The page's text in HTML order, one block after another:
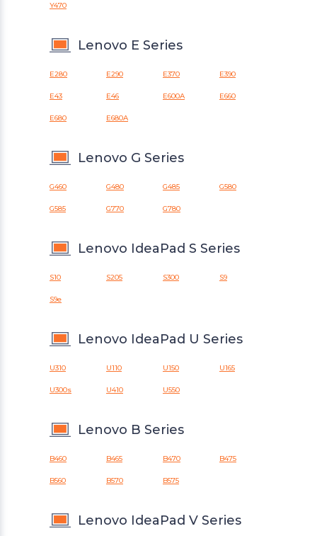
Y470
Lenovo E Series
E280 E290 E370 E390
E43 E46 E600A E660
E680 E680A
Lenovo G Series
G460 G480 G485 G580
G585 G770 G780
Lenovo IdeaPad S Series
S10 S205 S300 S9
S9e
Lenovo IdeaPad U Series
U310 U110 U150 U165
U300s U410 U550
Lenovo B Series
B460 B465 B470 B475
B560 B570 B575
Lenovo IdeaPad V Series